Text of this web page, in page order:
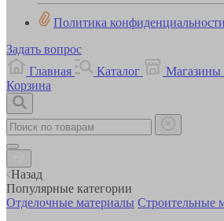
Политика конфиденциальности
Задать вопрос
Главная
Каталог Магазины
Корзина
Назад
Популярные категории
Отделочные материалы Строительные